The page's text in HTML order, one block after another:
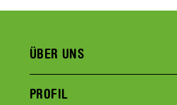
ÜBER UNS
PROFIL